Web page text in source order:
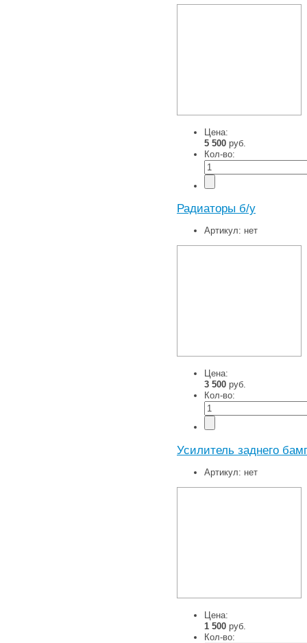
Цена:
5 500 руб.
Кол-во:
Радиаторы б/у
Артикул: нет
Цена:
3 500 руб.
Кол-во:
Усилитель заднего
Артикул: нет
Цена:
1 500 руб.
Кол-во: